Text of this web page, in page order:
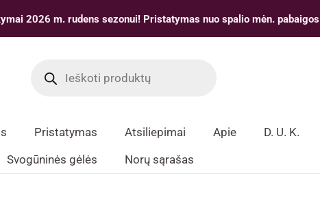
2026 m. rudens sezonui! Pristatymas nuo spalio mėn. pabaigos
search
Pristatymas Atsiliepimai Apie D. U. K.
Svogūninės gėlės Norų sąrašas